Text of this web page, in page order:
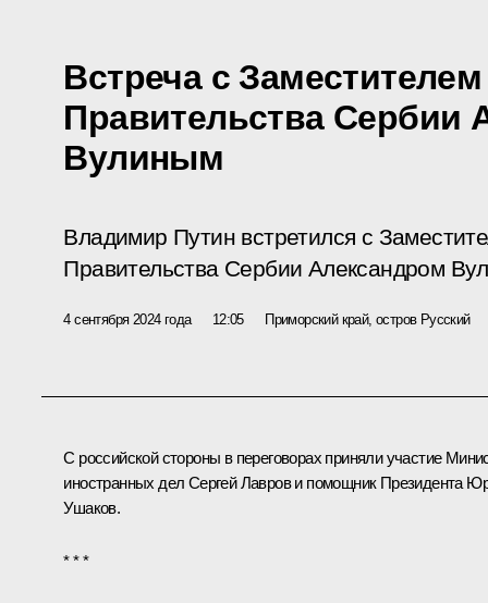
Встреча с
Правительства Сербии
Вулиным
Владимир Путин встретился с
Правительства Сербии Александром
4 сентября 2024 года 12:05 Приморский край, остров Русский
С российской стороны в переговорах приняли участие
иностранных дел Сергей Лаврови помощник Президента
Ушаков.
* * *